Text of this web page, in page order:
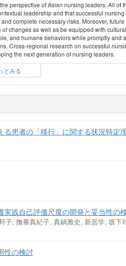
perspective of Asian nursing leaders. All of
leadership and that successful
complete necessary risks. Moreover,
changes as well as be equipped with
and humane behaviors while promptly and
Cross-regional research on successful
the next generation of nursing leaders.
とみる
患者の「移行」に関する状況特定
践自己評価尺度の開発と妥当性の
子, 撫養真紀子, 真鍋雅史, 新居学, 坂下
性の検討